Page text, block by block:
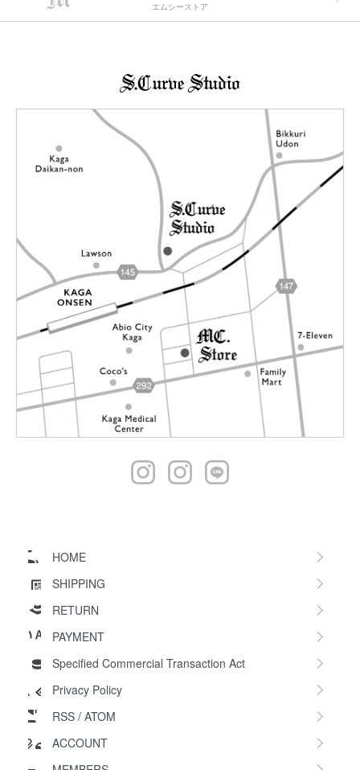
エムシーストア
HOME
SHIPPING
RETURN
PAYMENT
Specified Commercial Transaction Act
Privacy Policy
RSS / ATOM
ACCOUNT